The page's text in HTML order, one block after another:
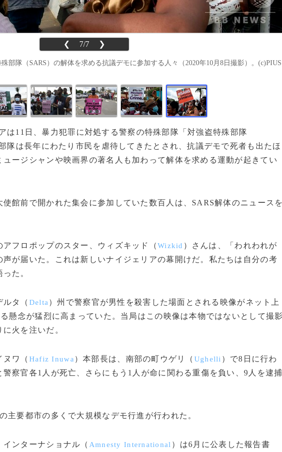
❮ 7/7 ❯
部隊（SARS）の解体を求める抗議デモに参加する人々（2020年10月8日撮影）。(c)PIUS
は11日、暴力犯罪に対処する警察の特殊部隊「対強盗特殊部隊
隊は長年にわたり市民を虐待してきたとされ、抗議デモで死者も出たほ
ージシャンや映画界の著名人も加わって解体を求める運動が起きてい
館前で開かれた集会に参加していた数百人は、SARS解体のニュース
フロポップのスター、ウィズキッド（Wizkid ）さんは、「われわれが
が届いた。これは新しいナイジェリアの幕開けだ。私たちは自分の考
た。
タ（ Delta ）州で警察官が男性を殺害した場面とされる映像がネット上
懸念が猛烈に高まっていた。当局はこの映像は本物ではないとして撮
火を注いだ。
ワ（ Hafiz Inuwa ）本部長は、南部の町ウゲリ（ Ughelli ）で8日に行わ
察官各1人が死亡、さらにもう1人が命に関わる重傷を負い、9人を逮
要都市の多くで大規模なデモ行進が行われた。
ンターナショナル（ Amnesty International ）は6月に公表した報告書